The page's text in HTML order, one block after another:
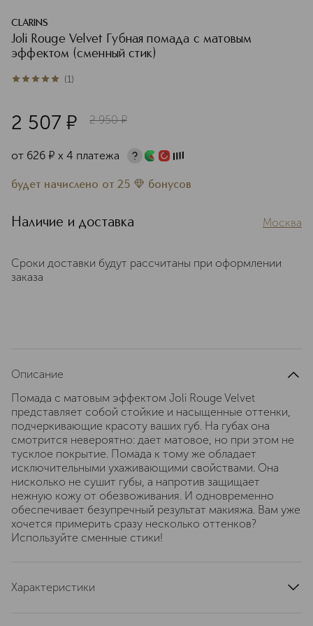
CLARINS
Joli Rouge Velvet Губная помада с матовым
эффектом (сменный стик)
5из 51 (1)
2 507 ¤ 2 950 ¤
от 626 ¤ х 4 платежа
будет начислено от 25 бонусов
Наличие и доставка Москва
Сроки доставки будут рассчитаны при оформлении
заказа
Описание
Помада с матовым эффектом Joli Rouge Velvet
представляет собой стойкие и насыщенные оттенки,
подчеркивающие красоту ваших губ. На губах она
смотрится невероятно: дает матовое, но при этом не
тусклое покрытие. Помада к тому же обладает
исключительными ухаживающими свойствами. Она
нисколько не сушит губы, а напротив защищает
нежную кожу от обезвоживания. И одновременно
обеспечивает безупречный результат макияжа. Вам уже
хочется примерить сразу несколько оттенков?
Используйте сменные стики!
Характеристики